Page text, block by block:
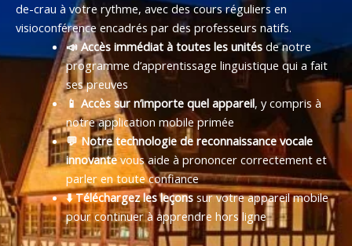
de-crau à votre rythme, avec des cours réguliers en
visioconférence encadrés par des professeurs natifs.
📣 Accès immédiat à toutes les unitésde notre
programme d’apprentissage linguistique qui a fait
ses preuves
📱 Accès sur n’importe quel appareil, y compris à
notre application mobile primée
💬 Notre technologie de reconnaissance vocale
innovantevous aide à prononcer correctement et
parler en toute confiance
⬇️ Téléchargez les leçonssur votre appareil mobile
pour continuer à apprendre hors ligne